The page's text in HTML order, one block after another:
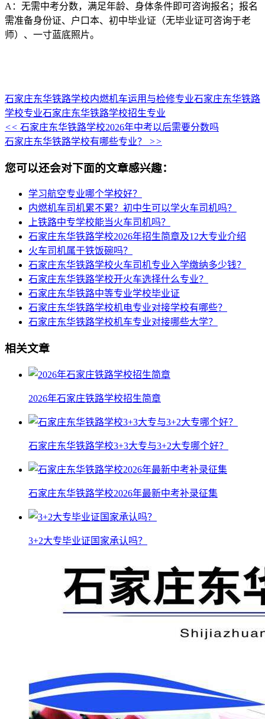
A：无需中考分数，满足年龄、身体条件即可咨询报名；报名
需准备身份证、户口本、初中毕业证（无毕业证可咨询于老
师）、一寸蓝底照片。
石家庄东华铁路学校内燃机车运用与检修专业石家庄东华铁路
学校专业石家庄东华铁路学校招生专业
<< 石家庄东华铁路学校2026年中考以后需要分数吗
石家庄东华铁路学校有哪些专业？ >>
您可以还会对下面的文章感兴趣：
学习航空专业哪个学校好？
内燃机车司机累不累？初中生可以学火车司机吗？
上铁路中专学校能当火车司机吗？
石家庄东华铁路学校2026年招生简章及12大专业介绍
火车司机属于铁饭碗吗？
石家庄东华铁路学校火车司机专业入学缴纳多少钱？
石家庄东华铁路学校开火车选择什么专业？
石家庄东华铁路中等专业学校毕业证
石家庄东华铁路学校机电专业对接学校有哪些？
石家庄东华铁路学校机车专业对接哪些大学？
相关文章
2026年石家庄铁路学校招生简章
石家庄东华铁路学校3+3大专与3+2大专哪个好？
石家庄东华铁路学校2026年最新中考补录征集
3+2大专毕业证国家承认吗？